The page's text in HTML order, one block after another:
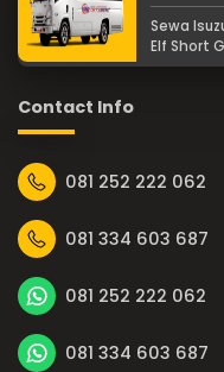
Sewa
Elf Short
Contact Info
081 252 222 062
081 334 603 687
081 252 222 062
081 334 603 687